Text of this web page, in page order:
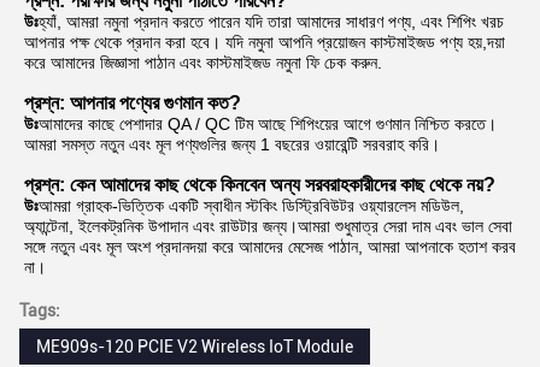
উঃহ্যাঁ, আমরা নমুনা প্রদান করতে পারেন যদি তারা আমাদের সাধারণ পণ্য, এবং শিপিং খরচ
আপনার পক্ষ থেকে প্রদান করা হবে। যদি নমুনা আপনি প্রয়োজন কাস্টমাইজড পণ্য হয়,দয়া
করে আমাদের জিজ্ঞাসা পাঠান এবং কাস্টমাইজড নমুনা ফি চেক করুন.
প্রশ্ন: আপনার পণ্যের গুণমান কত?
উঃআমাদের কাছে পেশাদার QA / QC টিম আছে শিপিংয়ের আগে গুণমান নিশ্চিত করতে।
আমরা সমস্ত নতুন এবং মূল পণ্যগুলির জন্য 1 বছরের ওয়ারেন্টি সরবরাহ করি।
প্রশ্ন: কেন আমাদের কাছ থেকে কিনবেন অন্য সরবরাহকারীদের কাছ থেকে নয়?
উঃআমরা গ্রাহক-ভিত্তিক একটি স্বাধীন স্টকিং ডিস্ট্রিবিউটর ওয়্যারলেস মডিউল,
অ্যান্টেনা, ইলেকট্রনিক উপাদান এবং রাউটার জন্য।আমরা শুধুমাত্র সেরা দাম এবং ভাল সেবা
সঙ্গে নতুন এবং মূল অংশ প্রদানদয়া করে আমাদের মেসেজ পাঠান, আমরা আপনাকে হতাশ করব
না।
Tags:
ME909s-120 PCIE V2 Wireless IoT Module